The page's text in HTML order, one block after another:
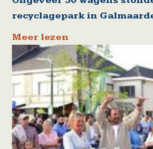
recyclagepark in
Meer lezen